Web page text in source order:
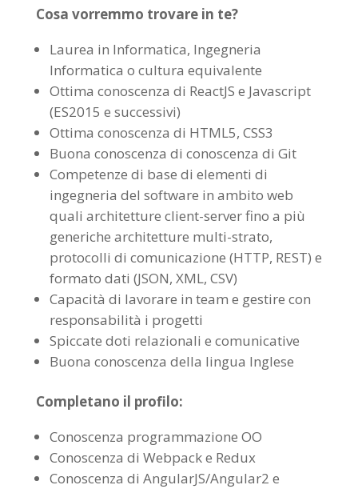
Cosa vorremmo trovare in te?
Laurea in Informatica, Ingegneria
Informatica o cultura equivalente
Ottima conoscenza di ReactJS e Javascript
(ES2015 e successivi)
Ottima conoscenza di HTML5, CSS3
Buona conoscenza di conoscenza di Git
Competenze di base di elementi di
ingegneria del software in ambito web
quali architetture client-server fino a più
generiche architetture multi-strato,
protocolli di comunicazione (HTTP, REST) e
formato dati (JSON, XML, CSV)
Capacità di lavorare in team e gestire con
responsabilità i progetti
Spiccate doti relazionali e comunicative
Buona conoscenza della lingua Inglese
Completano il profilo:
Conoscenza programmazione OO
Conoscenza di Webpack e Redux
Conoscenza di AngularJS/Angular2 e